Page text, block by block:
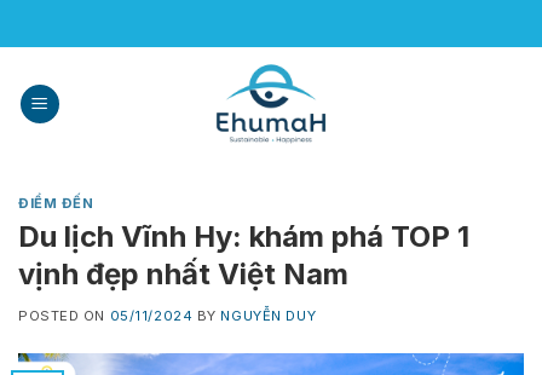
to
ĐIỂM ĐẾN
Du lịch Vĩnh Hy: khám phá TOP 1
vịnh đẹp nhất Việt Nam
POSTED ON 05/11/2024 BY NGUYỄN DUY